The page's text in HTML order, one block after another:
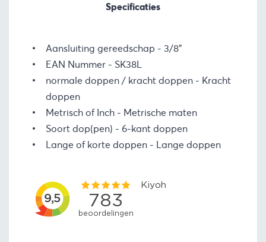
Specificaties
Aansluiting gereedschap
3/8"
EAN Nummer
SK38L
normale doppen / kracht doppen
Kracht
doppen
Metrisch of Inch
Metrische maten
Soort dop(pen)
6-kant doppen
Lange of korte doppen
Lange doppen